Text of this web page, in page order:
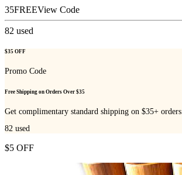
35FREEView Code
82 used
$35 OFF
Promo Code
Free Shipping on Orders Over $35
Get complimentary standard shipping on $35+ orders.
82 used
$5 OFF